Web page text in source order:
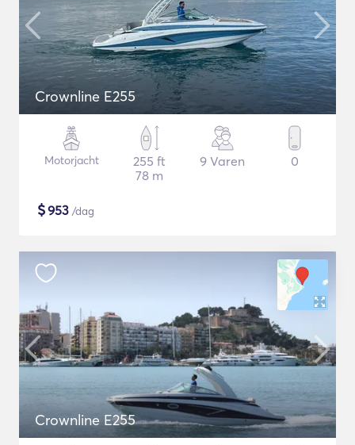
Crownline E255
Motorjacht
255 ft
78 m
9 Varen 0
$953 /dag
Crownline E255